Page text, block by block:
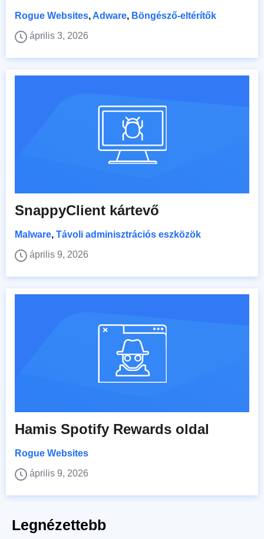
Rogue Websites, Adware, Böngésző-eltérítők
április 3, 2026
SnappyClient kártevő
Malware, Távoli adminisztrációs eszközök
április 9, 2026
Hamis Spotify Rewards oldal
Rogue Websites
április 9, 2026
Legnézettebb